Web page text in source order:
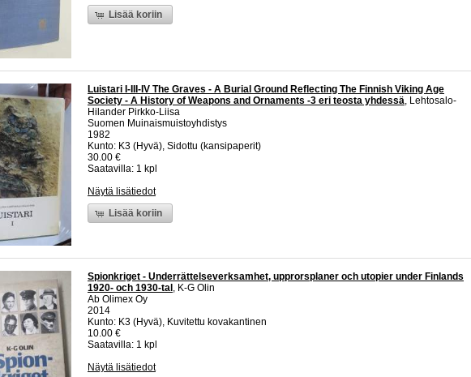
Lisää koriin
Luistari I-III-IV The Graves - A Burial Ground Reflecting The Finnish Viking Age
Society - A History of Weapons and Ornaments -3 eri teosta yhdessä, Lehtosalo-
Hilander Pirkko-Liisa
Suomen Muinaismuistoyhdistys
1982
Kunto: K3 (Hyvä), Sidottu (kansipaperit)
30.00 €
Saatavilla: 1 kpl
Näytä lisätiedot
Lisää koriin
Spionkriget - Underrättelseverksamhet, upprorsplaner och utopier under Finlands
1920- och 1930-tal , K-G Olin
Ab Olimex Oy
2014
Kunto: K3 (Hyvä), Kuvitettu kovakantinen
10.00 €
Saatavilla: 1 kpl
Näytä lisätiedot